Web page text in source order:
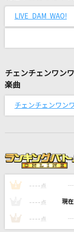
LA・LA・LA
sion～
赤西仁
[生音]糸
中島みゆき
ヒトガタ
ルパン三世のテ
ピートマック・ジュニア
ハナミズキ
一青 窈
LIVE DAM WAO!
チェンチェンワン
楽曲
チェンチェンワン
1 ---- 点
---- 点
3 ---- 点